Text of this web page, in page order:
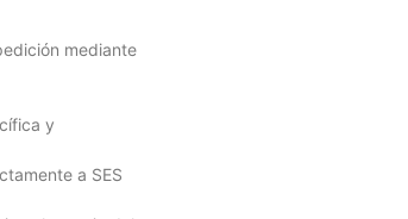
mediante
y
a SES